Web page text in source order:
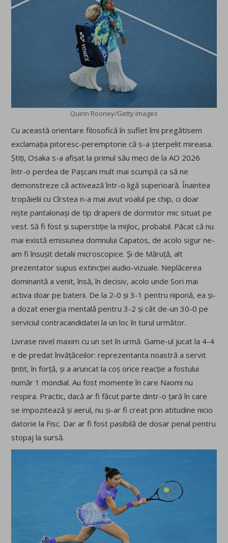
Quinn Rooney/Getty Images
Cu această orientare filosofică în suflet îmi pregătisem
exclamația pitoresc-peremptorie că s-a șterpelit mireasa.
Știți, Osaka s-a afișat la primul său meci de la AO 2026
într-o perdea de Pașcani mult mai scumpă ca să ne
demonstreze că activează într-o ligă superioară. Înaintea
tropăielii cu Cîrstea n-a mai avut voalul pe chip, ci doar
niște pantalonași de tip draperii de dormitor mic situat pe
vest. Să fi fost și superstiție la mijloc, probabil. Păcat că nu
mai există emisiunea domnului Capatos, de acolo sigur ne-
am fi însușit detalii microscopice. Și de Măruță, alt
prezentator supus extincției audio-vizuale. Neplăcerea
dominantă a venit, însă, în decisiv, acolo unde Sori mai
activa doar pe baterii. De la 2-0 și 3-1 pentru niponă, ea și-
a dozat energia mentală pentru 3-2 și cât de-un 30-0 pe
serviciul contracandidatei la un loc în turul următor.
Livrase nivel maxim cu un set în urmă. Game-ul jucat la 4-4
e de predat învățăceilor: reprezentanta noastră a servit
țintit, în forță, și a aruncat la coș orice reacție a fostului
număr 1 mondial. Au fost momente în care Naomi nu
respira. Practic, dacă ar fi făcut parte dintr-o țară în care
se impozitează și aerul, nu și-ar fi creat prin atitudine nicio
datorie la Fisc. Dar ar fi fost pasibilă de dosar penal pentru
stopaj la sursă.